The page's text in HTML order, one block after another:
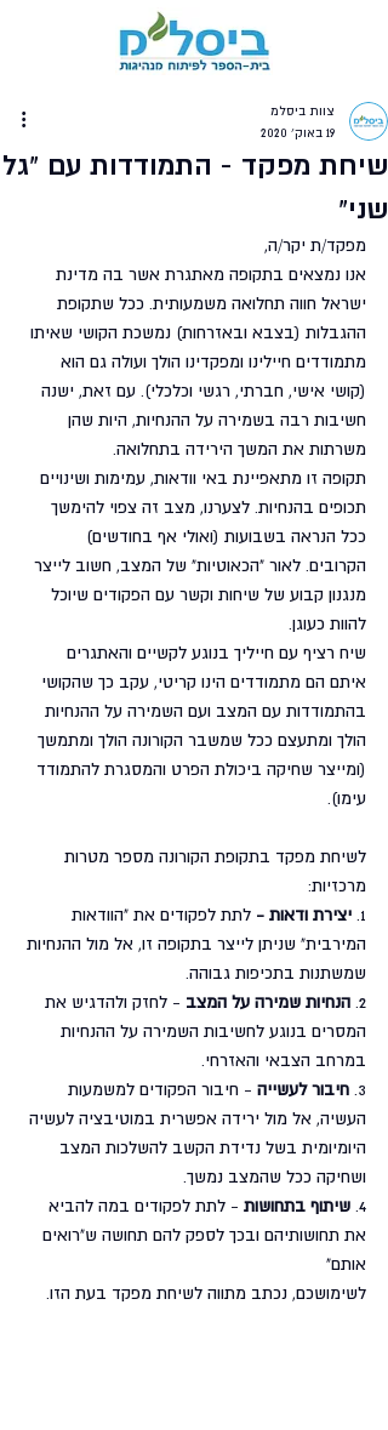
שיחת מפקד - התמודדות עם "גל
שני"
צוות ביסלמ
19 באוק׳ 2020
מפקד/ת יקר/ה,
אנו נמצאים בתקופה מאתגרת אשר בה מדינת
ישראל חווה תחלואה משמעותית. ככל שתקופת
ההגבלות (בצבא ובאזרחות) נמשכת הקושי שאיתו
מתמודדים חיילינו ומפקדינו הולך ועולה גם הוא
(קושי אישי, חברתי, רגשי וכלכלי). עם זאת, ישנה
חשיבות רבה בשמירה על ההנחיות, היות שהן
משרתות את המשך הירידה בתחלואה.
תקופה זו מתאפיינת באי וודאות, עמימות ושינויים
תכופים בהנחיות. לצערנו, מצב זה צפוי להימשך
ככל הנראה בשבועות (ואולי אף בחודשים)
הקרובים. לאור "הכאוטיות" של המצב, חשוב לייצר
מנגנון קבוע של שיחות וקשר עם הפקודים שיוכל
להוות כעוגן.
שיח רציף עם חייליך בנוגע לקשיים והאתגרים
איתם הם מתמודדים הינו קריטי, עקב כך שהקושי
בהתמודדות עם המצב ועם השמירה על ההנחיות
הולך ומתעצם ככל שמשבר הקורונה הולך ומתמשך
(ומייצר שחיקה ביכולת הפרט והמסגרת להתמודד
עימו).
לשיחת מפקד בתקופת הקורונה מספר מטרות
מרכזיות:
1. יצירת ודאות - לתת לפקודים את "הוודאות
המירבית" שניתן לייצר בתקופה זו, אל מול ההנחיות
שמשתנות בתכיפות גבוהה.
2. הנחיות שמירה על המצב - לחזק ולהדגיש את
המסרים בנוגע לחשיבות השמירה על ההנחיות
במרחב הצבאי והאזרחי.
3. חיבור לעשייה - חיבור הפקודים למשמעות
העשיה, אל מול ירידה אפשרית במוטיבציה לעשיה
היומיומית בשל נדידת הקשב להשלכות המצב
ושחיקה ככל שהמצב נמשך.
4. שיתוף בתחושות - לתת לפקודים במה להביא
את תחושותיהם ובכך לספק להם תחושה ש"רואים
אותם"
לשימושכם, נכתב מתווה לשיחת מפקד בעת הזו.